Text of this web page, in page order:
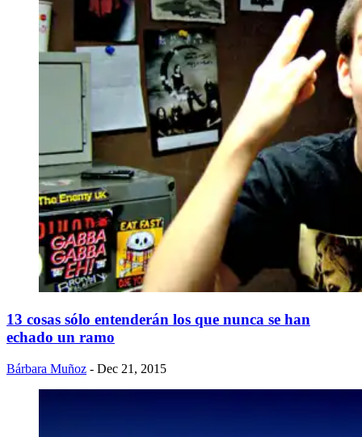
13 cosas sólo entenderán los que nunca se han
echado un ramo
Bárbara Muñoz - Dec 21, 2015